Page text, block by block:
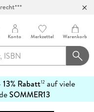
Konto Merkzettel Warenkorb
13% Rabatt12 auf viele
SOMMER13